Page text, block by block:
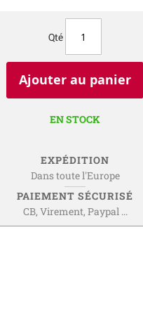
Qté
Ajouter au panier
EN STOCK
EXPÉDITION
Dans toute l'Europe
PAIEMENT SÉCURISÉ
CB, Virement, Paypal ...